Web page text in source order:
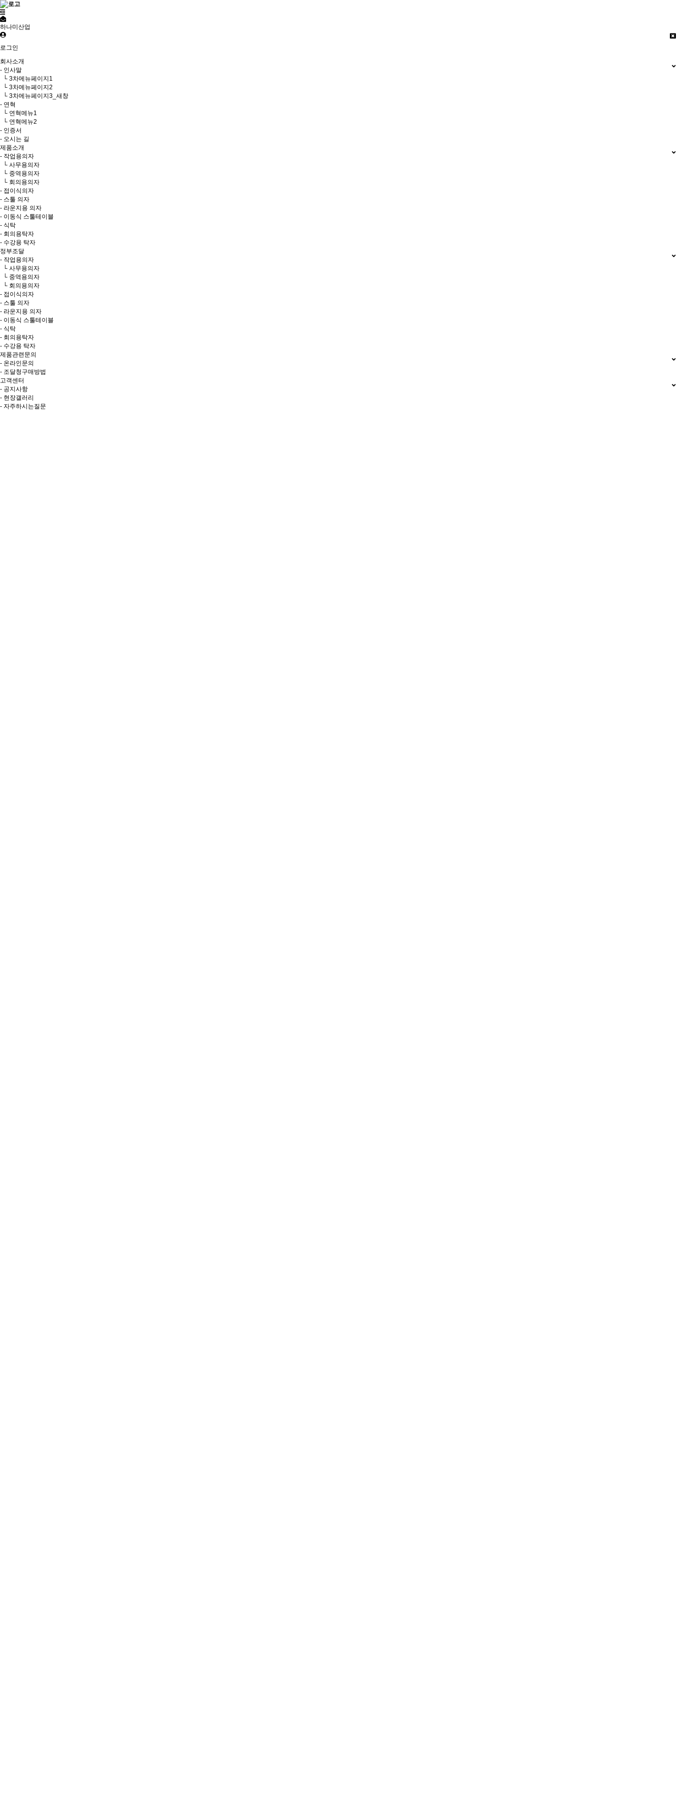
하나미산업
로그인
회사소개
- 인사말
└ 3차메뉴페이지1
└ 3차메뉴페이지2
└ 3차메뉴페이지3_새창
- 연혁
└ 연혁메뉴1
└ 연혁메뉴2
- 인증서
- 오시는 길
제품소개
- 작업용의자
└ 사무용의자
└ 중역용의자
└ 회의용의자
- 접이식의자
- 스툴 의자
- 라운지용 의자
- 이동식 스툴테이블
- 식탁
- 회의용탁자
- 수강용 탁자
정부조달
- 작업용의자
└ 사무용의자
└ 중역용의자
└ 회의용의자
- 접이식의자
- 스툴 의자
- 라운지용 의자
- 이동식 스툴테이블
- 식탁
- 회의용탁자
- 수강용 탁자
제품관련문의
- 온라인문의
- 조달청구매방법
고객센터
- 공지사항
- 현장갤러리
- 자주하시는질문